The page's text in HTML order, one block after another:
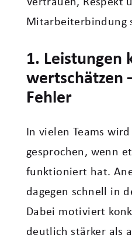
Mitarbeiterbindung
1. Leistungen
wertschätzen
Fehler
In vielen Teams
gesprochen, wenn
funktioniert hat.
dagegen schnell in
Dabei motiviert
deutlich stärker als